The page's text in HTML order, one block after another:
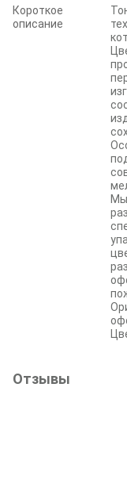
Короткое
описание
Мы
Отзывы